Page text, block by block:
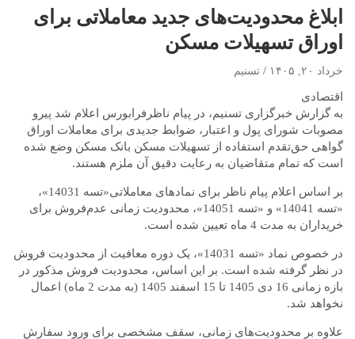
ابلاغ محدودیت‌های جدید معاملاتی برای
اوراق تسهیلات مسکن
خرداد ۲۰, ۱۴۰۵ تسنیم
اقتصادی
به گزارش خبرگزاری تسنیم، در پیام ناظرفرابورس اعلام شد پیرو
مصوبات شورای پول و اعتبار، ضوابط جدیدی برای معاملات اوراق
گواهی حق‌تقدم استفاده از تسهیلات مسکن بانک مسکن وضع شده
است که تمام متقاضیان به رعایت دقیق آن ملزم هستند.
بر اساس اعلام پیام ناظر برای نمادهای معاملاتی«تسه 14031»،
«تسه 14041» و «تسه 14051»، محدودیت زمانی عدم‌فروش برای
خریداران به مدت 4 ماه تعیین شده است.
در خصوص نماد «تسه 14031»، یک دوره معافیت از محدودیت فروش
در نظر گرفته شده است. بر این اساس، محدودیت فروش مذکور در
بازه زمانی 16 دی‌ 1405 تا 15 اسفند 1405 (به مدت 2 ماه) اعمال
نخواهد شد.
علاوه بر محدودیت‌های زمانی، سقف مشخصی برای ورود سفارش